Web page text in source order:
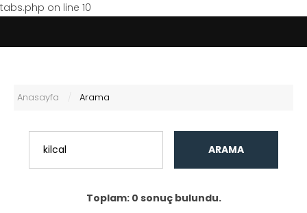
tabs.php on line 10
Anasayfa / Arama
ARAMA
Toplam: 0 sonuç bulundu.